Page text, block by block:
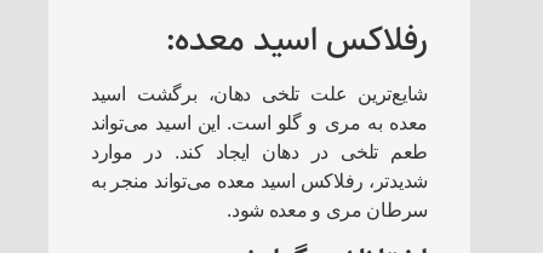
رفلاکس اسید معده:
شایع‌ترین علت تلخی دهان، برگشت اسید
معده به مری و گلو است. این اسید می‌تواند
طعم تلخی در دهان ایجاد کند. در موارد
شدیدتر، رفلاکس اسید معده می‌تواند منجر به
سرطان مری و معده شود.